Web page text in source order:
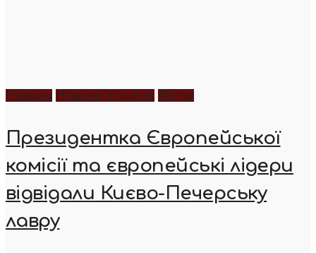
Новини Новини України Фото
Президентка Європейської
комісії та європейські лідери
відвідали Києво-Печерську
лавру